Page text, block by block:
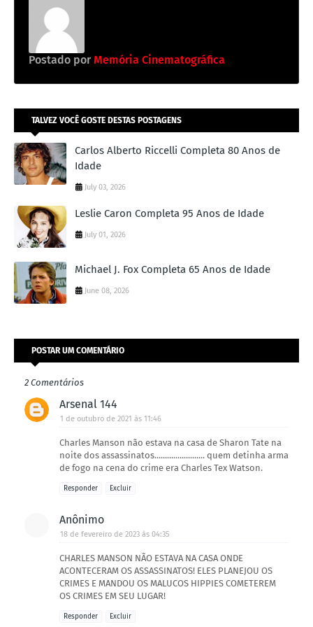
Postado por Memória Cinematográfica
TALVEZ VOCÊ GOSTE DESTAS POSTAGENS
Carlos Alberto Riccelli Completa 80 Anos de
Idade
July 03, 2026
Leslie Caron Completa 95 Anos de Idade
July 01, 2026
Michael J. Fox Completa 65 Anos de Idade
June 08, 2026
POSTAR UM COMENTÁRIO
2 Comentários
Arsenal 144
1 de outubro de 2021 às 11:46
Charles Manson não estava na casa de Sharon Tate na
noite dos assassinatos........................ quem detinha arma
de fogo na cena do crime era Charles Tex Watson.
Responder Excluir
Anônimo
18 de fevereiro de 2023 às 04:35
CHARLES MANSON NÃO ESTAVA NA CASA ONDE
ACONTECERAM OS ASSASSINATOS! ELES PLANEJOU OS
CRIMES E MANDOU OS MALUCOS HIPPIES COMETEREM
OS CRIMES EM SEU LUGAR!
Responder Excluir